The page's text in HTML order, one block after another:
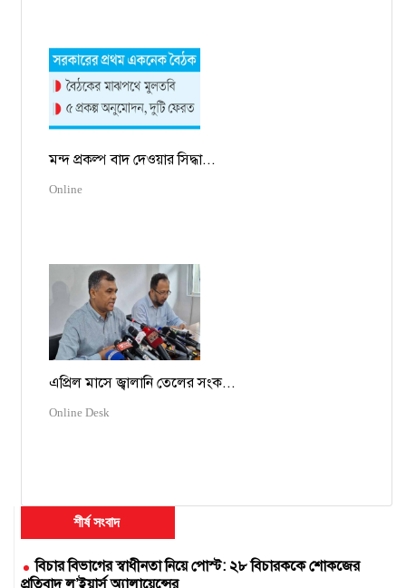
মন্দ প্রকল্প বাদ দেওয়ার সিদ্ধা...
Online
এপ্রিল মাসে জ্বালানি তেলের সংক...
Online Desk
শীর্ষ সংবাদ
বিচার বিভাগের স্বাধীনতা নিয়ে পোস্ট: ২৮ বিচারককে শোকজের
প্রতিবাদ ল’ইয়ার্স অ্যালায়েন্সের